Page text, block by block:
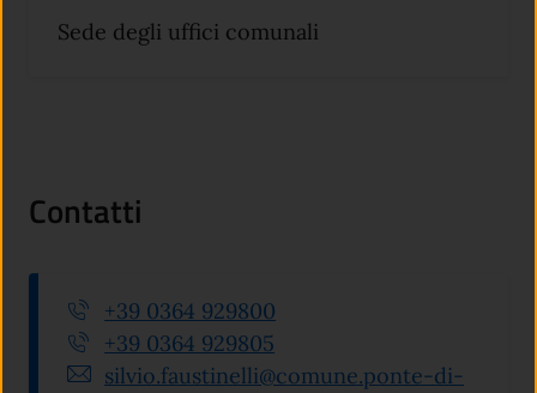
Sede degli uffici comunali
Contatti
+39 0364 929800
+39 0364 929805
silvio.faustinelli@comune.ponte-di-